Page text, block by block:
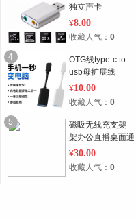
独立声卡
¥8.00
收藏人气： 0
4
OTG线type-c to
usb母扩展线
¥10.00
收藏人气： 0
5
磁吸无线充支架
架办公直播桌面通
用
¥30.00
收藏人气： 0